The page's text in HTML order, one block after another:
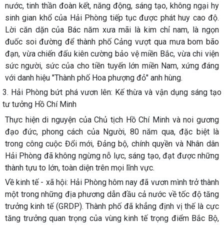
nước, tinh thần đoàn kết, năng động, sáng tạo, không ngại hy
sinh gian khổ của Hải Phòng tiếp tục được phát huy cao độ.
Lời căn dặn của Bác năm xưa mãi là kim chỉ nam, là ngọn
đuốc soi đường để thành phố Cảng vượt qua mưa bom bão
đạn, vừa chiến đấu kiên cường bảo vệ miền Bắc, vừa chi viện
sức người, sức của cho tiền tuyến lớn miền Nam, xứng đáng
với danh hiệu "Thành phố Hoa phượng đỏ" anh hùng.
3. Hải Phòng bứt phá vươn lên: Kế thừa và vận dụng sáng tạo
tư tưởng Hồ Chí Minh
Thực hiện di nguyện của Chủ tịch Hồ Chí Minh và noi gương
đạo đức, phong cách của Người, 80 năm qua, đặc biệt là
trong công cuộc Đổi mới, Đảng bộ, chính quyền và Nhân dân
Hải Phòng đã không ngừng nỗ lực, sáng tạo, đạt được những
thành tựu to lớn, toàn diện trên mọi lĩnh vực.
Về kinh tế - xã hội: Hải Phòng hôm nay đã vươn mình trở thành
một trong những địa phương dẫn đầu cả nước về tốc độ tăng
trưởng kinh tế (GRDP). Thành phố đã khẳng định vị thế là cực
tăng trưởng quan trọng của vùng kinh tế trọng điểm Bắc Bộ,